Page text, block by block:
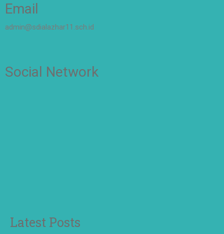
Email
admin@sdialazhar11.sch.id
Social Network
Latest Posts